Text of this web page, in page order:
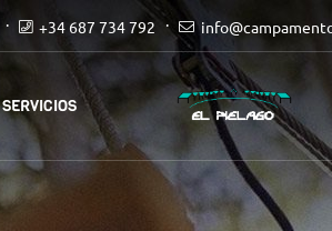
+34 687 734 792
SERVICIOS